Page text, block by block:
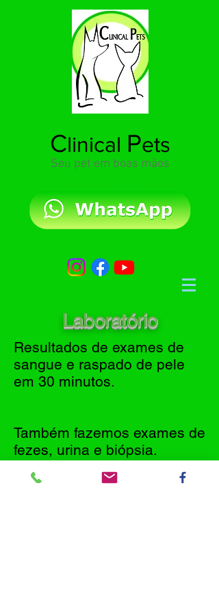
Clinical Pets
Seu pet em boas mãos
Laboratório
Resultados de exames de
sangue e raspado de pele
em 30 minutos.
Também fazemos exames de
fezes, urina e biópsia.